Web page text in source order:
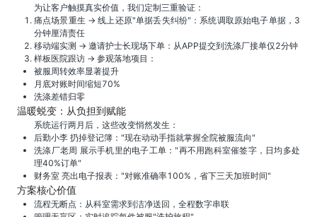
为让客户触摸真实价值，我们定制三重验证：
痛点场景重生 → 线上还原"单据丢失纠纷"：系统调取原始电子单据，3
分钟厘清责任
移动端实测 → 邀请护士长现场下单：从APP提交到洗涤厂接单仅2分钟
样板医院跟访 → 参观落地项目：
被服周转效率显著提升
月底对账时间缩短70%
洗涤差错归零
温暖蜕变：从负担到赋能
系统运行两月后，这些改变悄然发生：
后勤小李 扔掉登记簿："现在动动手指就掌握全院被服流向"
洗涤厂老周 展示手机里的电子工单："再不用跑科室催签字，日均多处
理40%订单"
财务室 亮出电子报表："对账准确率100%，省下三天加班时间"
方案核心价值
流程无断点：从科室需求到洁净送回，全程数字串联